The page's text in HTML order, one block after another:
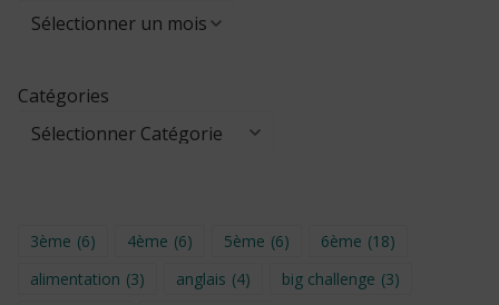
Catégories
3ème (6) 4ème (6) 5ème (6) 6ème (18)
alimentation (3) anglais (4) big challenge (3)